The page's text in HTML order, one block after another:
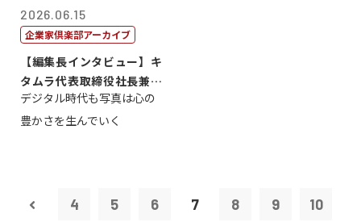
2026.06.15
企業家倶楽部アーカイブ
【編集長インタビュー】キ
タムラ代表取締役社長兼Ｃ
ＯＯ 武川 ...
デジタル時代も写真は心の
豊かさを生んでいく
4 5 6 7 8 9 10